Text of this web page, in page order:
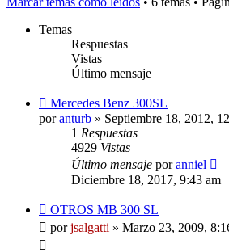
Temas
Respuestas
Vistas
Último mensaje
Mercedes Benz 300SL
poranturb » Septiembre 18, 2012,
1 Respuestas
4929 Vistas
Último mensaje poranniel
Diciembre 18, 2017, 9:43 am
OTROS MB 300 SL
porjsalgatti » Marzo 23, 2009,